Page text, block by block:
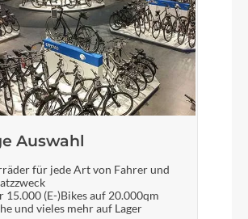
Rahmenmaterial
hochwertig verarbeitetes 6061-T6-
mit konifizierten und
hydrogeformten Rohren
Kurbelgarnitur
Kurbeln aus Aluminium
Kassette
Auswahl
für jede Art von Fahrer und
15.000 (E-)Bikes auf 20.000qm
und vieles mehr auf Lager